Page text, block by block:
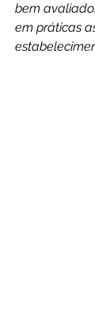
bem
em práticas